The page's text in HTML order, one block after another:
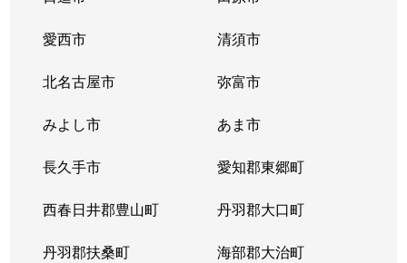
愛西市 清須市
北名古屋市 弥富市
みよし市 あま市
長久手市 愛知郡東郷町
西春日井郡豊山町 丹羽郡大口町
丹羽郡扶桑町 海部郡大治町